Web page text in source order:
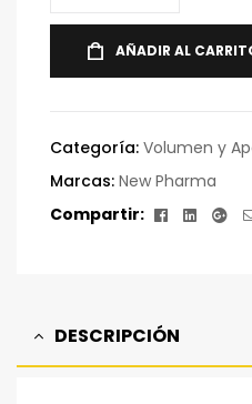
AÑADIR AL
Categoría: Volumen y
Marcas: New Pharma
Compartir:
Facebook
DESCRIPCIÓN